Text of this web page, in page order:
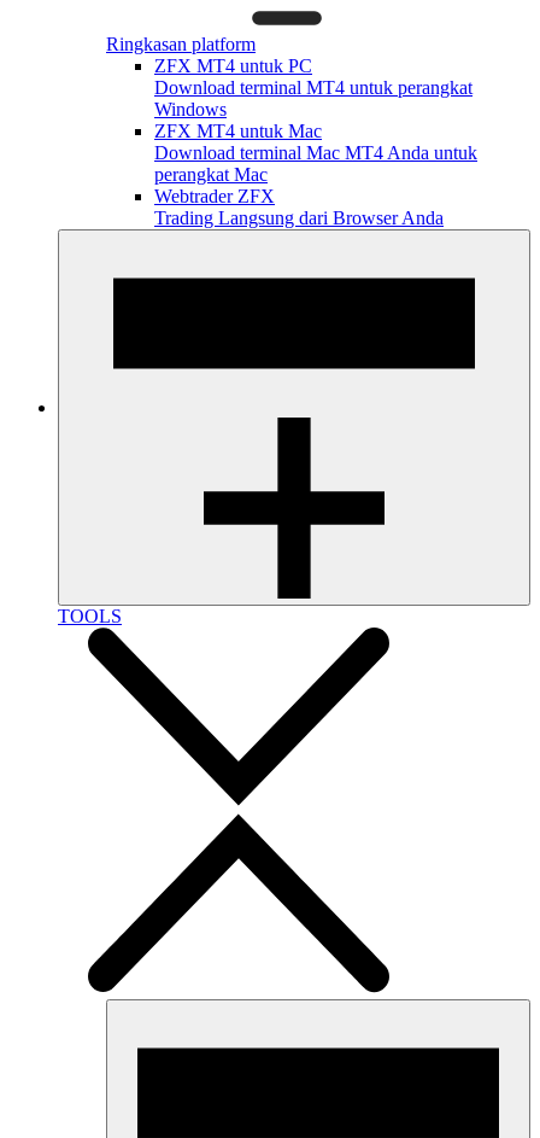
Ringkasan platform
ZFX MT4 untuk PC
Download terminal MT4 untuk perangkat
Windows
ZFX MT4 untuk Mac
Download terminal Mac MT4 Anda untuk
perangkat Mac
Webtrader ZFX
Trading Langsung dari Browser Anda
TOOLS